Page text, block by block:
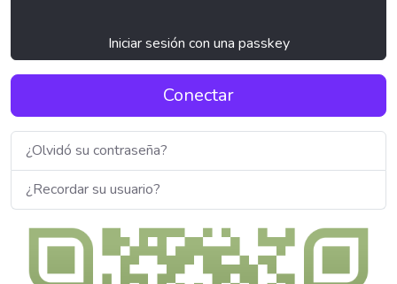
Iniciar sesión con una passkey
Conectar
¿Olvidó su contraseña?
¿Recordar su usuario?